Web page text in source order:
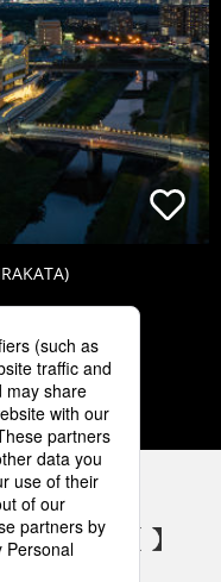
5
アカウント